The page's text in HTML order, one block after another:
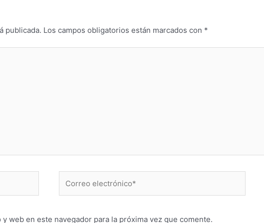
publicada. Los campos obligatorios están marcados con *
electrónico*
web en este navegador para la próxima vez que comente.